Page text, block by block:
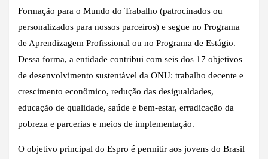
Formação para o Mundo do Trabalho (patrocinados ou
personalizados para nossos parceiros) e segue no Programa
de Aprendizagem Profissional ou no Programa de Estágio.
Dessa forma, a entidade contribui com seis dos 17 objetivos
de desenvolvimento sustentável da ONU: trabalho decente e
crescimento econômico, redução das desigualdades,
educação de qualidade, saúde e bem-estar, erradicação da
pobreza e parcerias e meios de implementação.
O objetivo principal do Espro é permitir aos jovens do Brasil